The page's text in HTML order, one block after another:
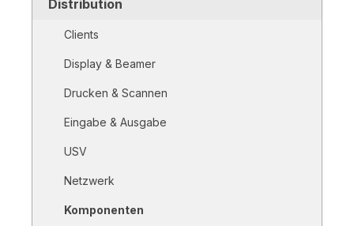
Distribution
Clients
Display & Beamer
Drucken & Scannen
Eingabe & Ausgabe
USV
Netzwerk
Komponenten